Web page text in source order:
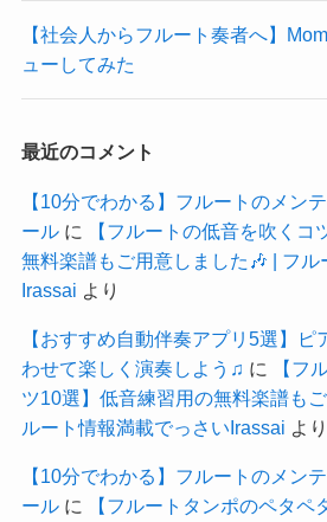
【社会人からフルート奏者へ】
ューしてみた
最近のコメント
【10分でわかる】フルートのメン
ールに
【フルートの低音を吹く
無料楽譜もご用意しました🎶 | フ
Irassai より
【おすすめ自動伴奏アプリ5選】
わせて楽しく演奏しよう♫ に
【フ
ツ10選】低音練習用の無料楽譜も
ルート情報満載でっさいIrassai より
【10分でわかる】フルートのメン
ールに
【フルートタンポのペタペ